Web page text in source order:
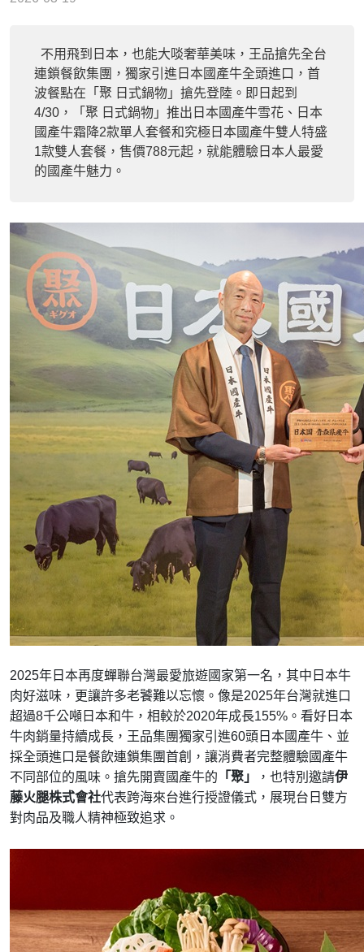
不用飛到日本，也能大啖奢華美味，王品搶先全台
連鎖餐飲集團，獨家引進日本國產牛全頭進口，首
波餐點在「聚 日式鍋物」搶先登陸。即日起到
4/30，「聚 日式鍋物」推出日本國產牛雪花、日本
國產牛霜降2款單人套餐和究極日本國產牛雙人特盛
1款雙人套餐，售價788元起，就能體驗日本人最愛
的國產牛魅力。
2025年日本再度蟬聯台灣最愛旅遊國家第一名，其中日本牛
肉好滋味，更讓許多老饕難以忘懷。像是2025年台灣就進口
超過8千公噸日本和牛，相較於2020年成長155%。看好日本
牛肉銷量持續成長，王品集團獨家引進60頭日本國產牛、並
採全頭進口是餐飲連鎖集團首創，讓消費者完整體驗國產牛
不同部位的風味。搶先開賣國產牛的 「聚」 ，也特別邀請伊
藤火腿株式會社代表跨海來台進行授證儀式，展現台日雙方
對肉品及職人精神極致追求。